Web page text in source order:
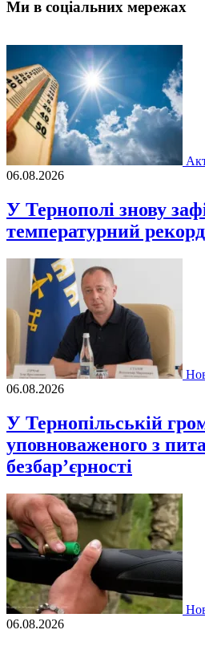
Ми в соціальних мережах
06.08.2026
У Тернополі знову
температурний рекорд
06.08.2026
У Тернопільській
уповноваженого з
безбар’єрності
06.08.2026